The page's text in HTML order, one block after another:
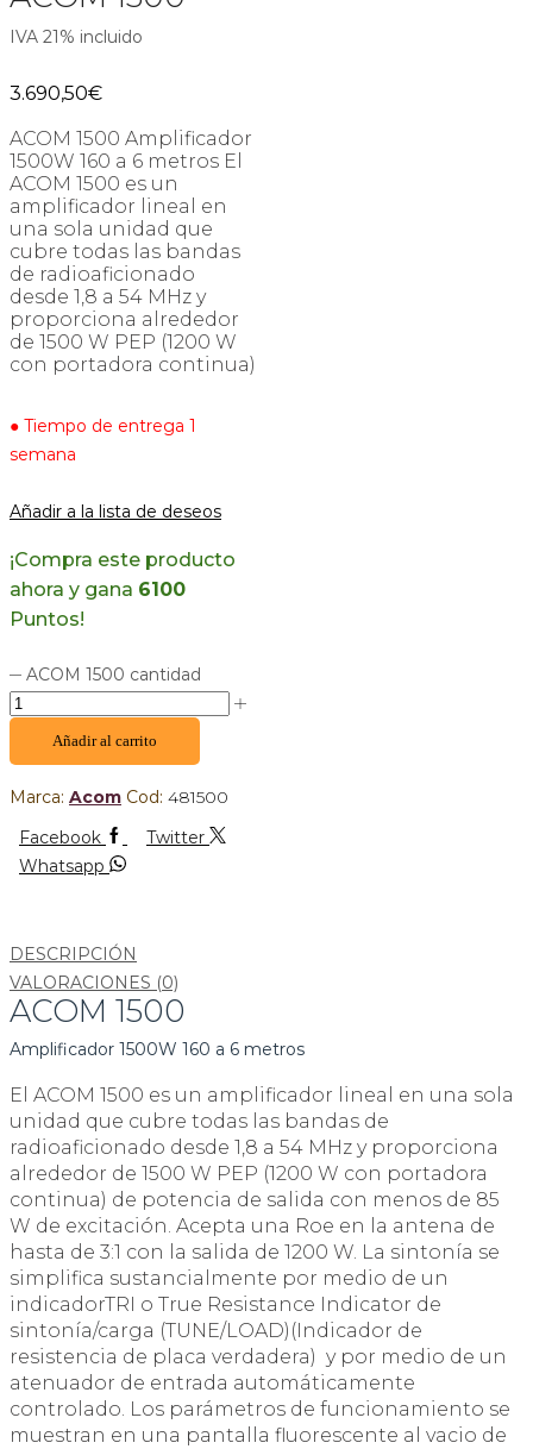
IVA 21% incluido
3.690,50€
ACOM 1500 Amplificador
1500W 160 a 6 metros El
ACOM 1500 es un
amplificador lineal en
una sola unidad que
cubre todas las bandas
de radioaficionado
desde 1,8 a 54 MHz y
proporciona alrededor
de 1500 W PEP (1200 W
con portadora continua)
● Tiempo de entrega 1
semana
Añadir a la lista de deseos
¡Compra este producto
ahora y gana 6100
Puntos!
ACOM 1500 cantidad
Añadir al carrito
Marca: Acom Cod: 481500
Facebook
Twitter
Whatsapp
DESCRIPCIÓN
VALORACIONES (0)
ACOM 1500
Amplificador 1500W 160 a 6 metros
El ACOM 1500 es un amplificador lineal en una sola
unidad que cubre todas las bandas de
radioaficionado desde 1,8 a 54 MHz y proporciona
alrededor de 1500 W PEP (1200 W con portadora
continua) de potencia de salida con menos de 85
W de excitación. Acepta una Roe en la antena de
hasta de 3:1 con la salida de 1200 W. La sintonía se
simplifica sustancialmente por medio de un
indicadorTRI o True Resistance Indicator de
sintonía/carga (TUNE/LOAD)(Indicador de
resistencia de placa verdadera) y por medio de un
atenuador de entrada automáticamente
controlado. Los parámetros de funcionamiento se
muestran en una pantalla fluorescente al vacio de